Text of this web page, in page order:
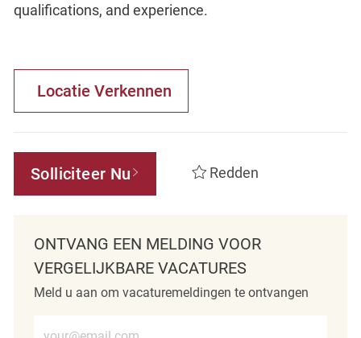
qualifications, and experience.
Locatie Verkennen
Solliciteer Nu Redden
ONTVANG EEN MELDING VOOR
VERGELIJKBARE VACATURES
Meld u aan om vacaturemeldingen te ontvangen